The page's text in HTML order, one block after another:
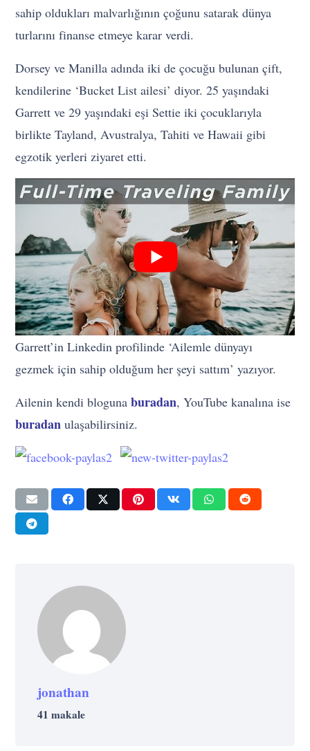
sahip oldukları malvarlığının çoğunu satarak dünya
turlarını finanse etmeye karar verdi.
Dorsey ve Manilla adında iki de çocuğu bulunan çift,
kendilerine ‘Bucket List ailesi’ diyor. 25 yaşındaki
Garrett ve 29 yaşındaki eşi Settie iki çocuklarıyla
birlikte Tayland, Avustralya, Tahiti ve Hawaii gibi
egzotik yerleri ziyaret etti.
Garrett’in Linkedin profilinde ‘Ailemle dünyayı
gezmek için sahip olduğum her şeyi sattım’ yazıyor.
Ailenin kendi blogunaburadan, YouTube kanalına ise
buradan ulaşabilirsiniz.
jonathan
41 makale